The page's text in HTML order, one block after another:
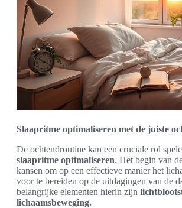
Slaapritme optimaliseren met de juiste
De ochtendroutine kan een cruciale rol
slaapritme optimaliseren. Het begin van
kansen om op een effectieve manier het
voor te bereiden op de uitdagingen van de
belangrijke elementen hierin zijn
lichaamsbeweging.